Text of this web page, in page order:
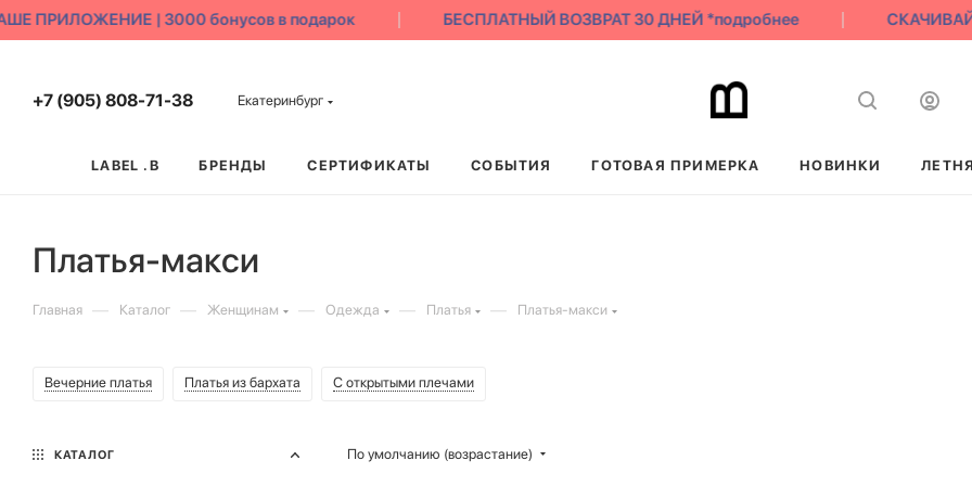
| 3000 бонусов в подарок БЕСПЛАТНЫЙ ВОЗВРАТ 30 ДНЕЙ *подробнее СКАЧИВАЙ
+7 (905) 808-71-38 Екатеринбург
LABEL .B БРЕНДЫ СЕРТИФИКАТЫ СОБЫТИЯ ГОТОВАЯ ПРИМЕРКА НОВИНКИ
Платья-макси
Главная — Каталог — Женщинам — Одежда — Платья — Платья-макси
Вечерние платья Платья из бархата С открытыми плечами
По умолчанию (возрастание)
КАТАЛОГ